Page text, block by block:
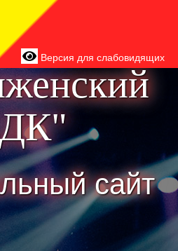
Версия для слабовидящих
сайт